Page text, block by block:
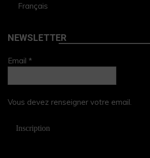
Français
NEWSLETTER
Email *
Vous devez renseigner votre email.